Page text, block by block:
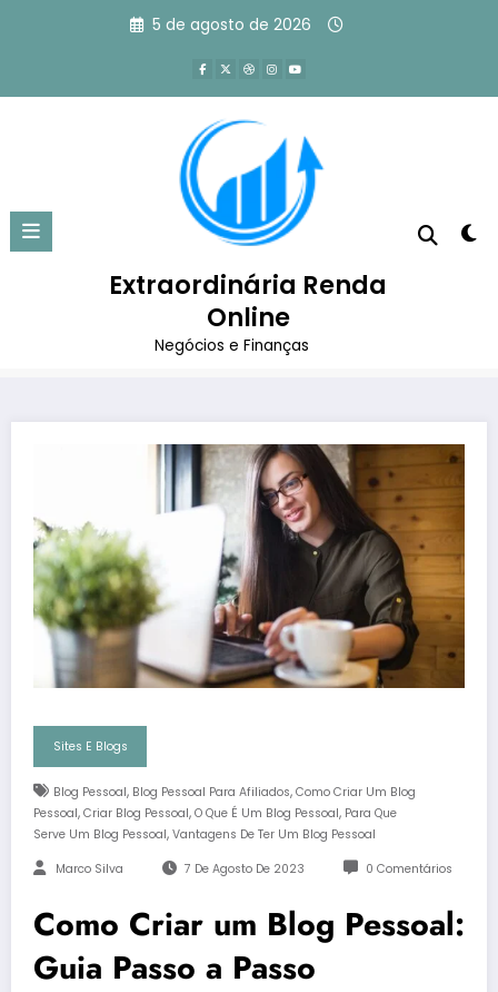
5 de agosto de 2026
Extraordinária Renda
Online
Negócios e Finanças
Como Criar um Blog Pessoal:
Guia Passo a Passo
Página inicial Marketing Digital
Sites e Blogs
Como Criar um Blog Pessoal: Guia Passo a Passo
Sites E Blogs
Blog Pessoal, Blog Pessoal Para Afiliados, Como Criar Um Blog
Pessoal, Criar Blog Pessoal, O Que É Um Blog Pessoal, Para Que
Serve Um Blog Pessoal, Vantagens De Ter Um Blog Pessoal
Marco Silva 7 De Agosto De 2023 0 Comentários
Como Criar um Blog Pessoal:
Guia Passo a Passo